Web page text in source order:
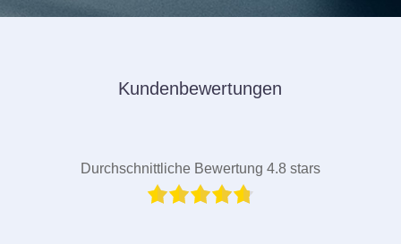
Kundenbewertungen
Durchschnittliche Bewertung 4.8 stars